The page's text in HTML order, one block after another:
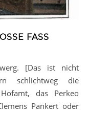
FASS
schlichtweg die
das Perkeo
Pankert oder